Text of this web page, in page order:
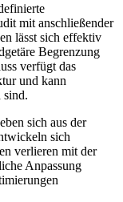
mit anschließender
lässt sich effektiv
Begrenzung
verfügt das
und kann
sind.
sich aus der
sich
verlieren mit der
Anpassung